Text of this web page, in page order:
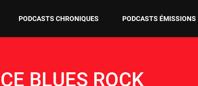
PODCASTS CHRONIQUES PODCASTS ÉMISSIONS
BLUES ROCK